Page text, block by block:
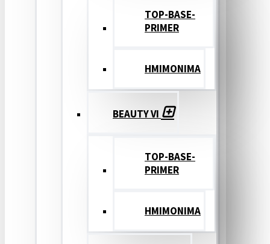
TOP-BASE-
PRIMER
ΗΜΙΜΟΝΙΜΑ
BEAUTY VI
TOP-BASE-
PRIMER
ΗΜΙΜΟΝΙΜΑ